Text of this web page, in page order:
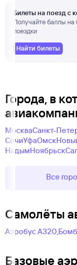
Билеты на поезд с
Получайте баллы
поездки
Найти билеты
Города, в
МоскваСанкт-
СочиУфаОмск
НадымНоябрьск
Все
Самолëты
Аэробус А320,
Базовые